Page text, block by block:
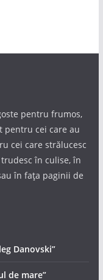
pentru frumos,
pentru cei care au
cei care strălucesc
în culise, în
în fața paginii de
Danovski”
de mare”